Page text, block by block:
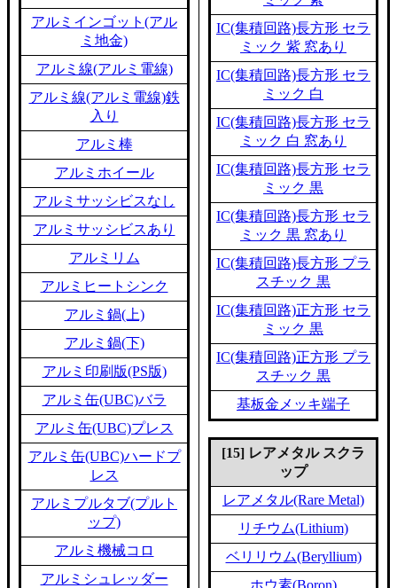
アルミインゴット(アル
ミ地金)
アルミ線(アルミ電線)
アルミ線(アルミ電線)鉄
入り
アルミ棒
アルミホイール
アルミサッシビスなし
アルミサッシビスあり
アルミリム
アルミヒートシンク
アルミ鍋(上)
アルミ鍋(下)
アルミ印刷版(PS版)
アルミ缶(UBC)バラ
アルミ缶(UBC)プレス
アルミ缶(UBC)ハードプ
レス
アルミプルタブ(プルト
ップ)
アルミ機械コロ
アルミシュレッダー
IC(集積回路)長方形 セラ
ミック 紫 窓あり
IC(集積回路)長方形 セラ
ミック 白
IC(集積回路)長方形 セラ
ミック 白 窓あり
IC(集積回路)長方形 セラ
ミック 黒
IC(集積回路)長方形 セラ
ミック 黒 窓あり
IC(集積回路)長方形 プラ
スチック 黒
IC(集積回路)正方形 セラ
ミック 黒
IC(集積回路)正方形 プラ
スチック 黒
基板金メッキ端子
[15] レアメタル スクラ
ップ
レアメタル(Rare Metal)
リチウム(Lithium)
ベリリウム(Beryllium)
ホウ素(Boron)